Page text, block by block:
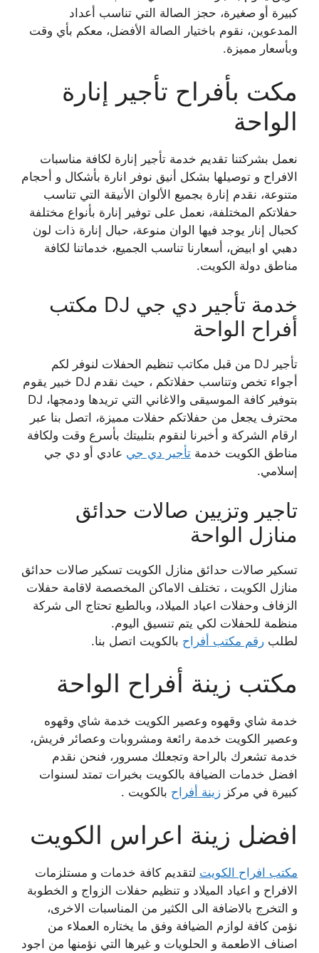
كبيرة أو صغيرة، حجز الصالة التي تناسب أعداد
المدعوين، نقوم باختيار الصالة الأفضل، معكم بأي وقت
وبأسعار مميزة.
مكت بأفراح تأجير إنارة
الواحة
نعمل بشركتنا تقديم خدمة تأجير إنارة لكافة مناسبات
الافراح و توصيلها بشكل أنيق نوفر انارة بأشكال و أحجام
متنوعة، نقدم إنارة بجميع الألوان الأنيقة التي تناسب
حفلاتكم المختلفة، نعمل على توفير إنارة بأنواع مختلفة
كحبال إنار يوجد فيها الوان منوعة، حبال إنارة ذات لون
دهبي او ابيض، أسعارنا تناسب الجميع، خدماتنا لكافة
مناطق دولة الكويت.
خدمة تأجير دي جي DJ مكتب
أفراح الواحة
تأجير DJ من قبل مكاتب تنظيم الحفلات لنوفر لكم
أجواء تخص وتناسب حفلاتكم ، حيث نقدم DJ خبير يقوم
بتوفير كافة الموسيقى والاغاني التي تريدها ودمجها، DJ
محترف يجعل من حفلاتكم حفلات مميزة، اتصل بنا عبر
ارقام الشركة و أخبرنا لنقوم بتلبيتك بأسرع وقت ولكافة
مناطق الكويت خدمة تأجير دي جي عادي أو دي جي
إسلامي.
تاجير وتزيين صالات حدائق
منازل الواحة
تسكير صالات حدائق منازل الكويت تسكير صالات حدائق
منازل الكويت ، تختلف الاماكن المخصصة لاقامة حفلات
الزفاف وحفلات اعياد الميلاد، وبالطبع تحتاج الى شركة
منظمة للحفلات لكي يتم تنسيق اليوم.
لطلب رقم مكتب أفراح بالكويت اتصل بنا.
مكتب زينة أفراح الواحة
خدمة شاي وقهوه وعصير الكويت خدمة شاي وقهوه
وعصير الكويت خدمة رائعة ومشروبات وعصائر فريش،
خدمة تشعرك بالراحة وتجعلك مسرور، فنحن نقدم
افضل خدمات الضيافة بالكويت بخبرات تمتد لسنوات
كبيرة في مركز زينة أفراح بالكويت .
افضل زينة اعراس الكويت
مكتب افراح الكويت لتقديم كافة خدمات و مستلزمات
الافراح و اعياد الميلاد و تنظيم حفلات الزواج و الخطوبة
و التخرج بالاضافة الى الكثير من المناسبات الاخرى،
نؤمن كافة لوازم الضيافة وفق ما يختاره العملاء من
اصناف الاطعمة و الحلويات و غيرها التي نؤمنها من اجود